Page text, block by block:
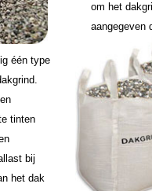
één type
tinten
bij
het dak
om het
aangegeven